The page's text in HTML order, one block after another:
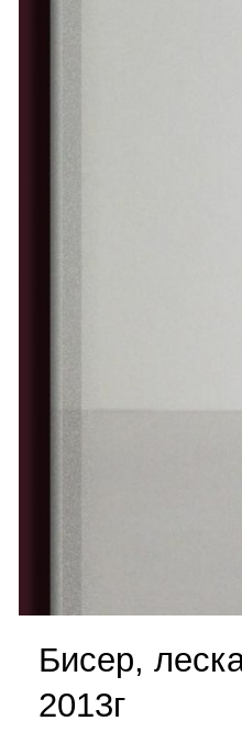
Бисер,
2013г